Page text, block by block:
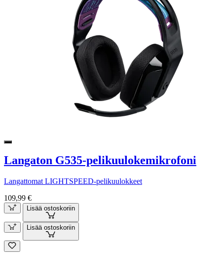
Langaton G535-pelikuulokemikrofoni
Langattomat LIGHTSPEED-pelikuulokkeet
109,99 €
Lisää ostoskoriin
Lisää ostoskoriin